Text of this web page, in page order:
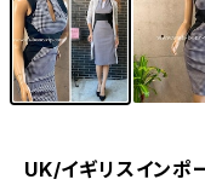
UK/イギリスインポ